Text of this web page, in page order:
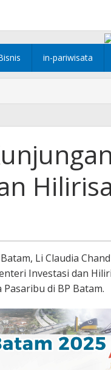
in-pariwisata
Li Claudia
Investasi dan
di BP Batam.